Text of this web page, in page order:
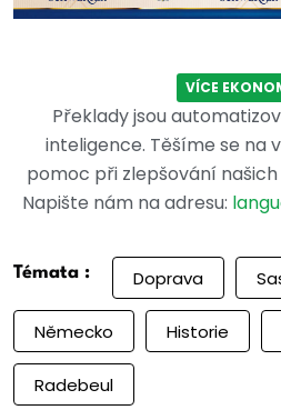
VÍCE
Překlady jsou
inteligence. Těšíme se na
pomoc při zlepšování
Napište nám na adresu:
Témata : Doprava
Německo Historie
Radebeul